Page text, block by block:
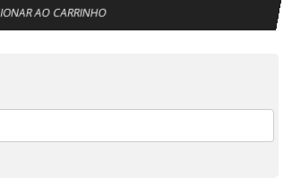
AO CARRINHO